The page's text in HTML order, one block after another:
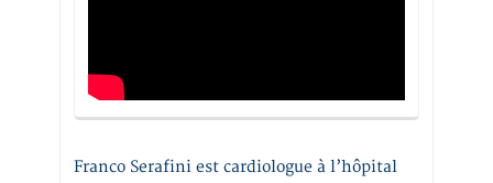
Franco Serafini est cardiologue à l’hôpital